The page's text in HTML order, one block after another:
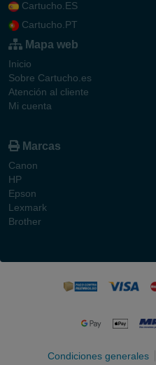
Cartucho.ES
Cartucho.PT
Mapa web
Inicio
Sobre Cartucho.es
Atención al cliente
Mi cuenta
Marcas
Canon
HP
Epson
Lexmark
Brother
Condiciones generales